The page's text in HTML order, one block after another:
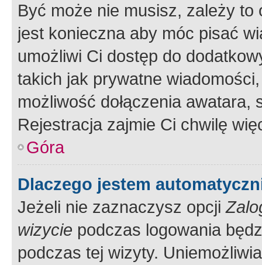
Być może nie musisz, zależy
jest konieczna aby móc pisać
umożliwi Ci dostęp do
takich jak prywatne
możliwość dołączenia
Rejestracja zajmie Ci chwilę
Góra
Dlaczego jestem
Jeżeli nie zaznaczysz opcji
wizycie podczas logowania
podczas tej wizyty.